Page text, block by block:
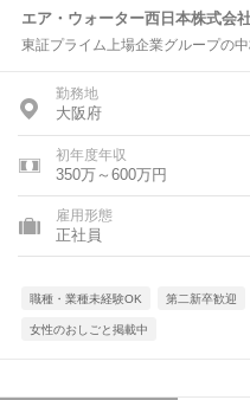
エア・ウォーター西日本株式会
東証プライム上場企業グループの
勤務地
大阪府
初年度年収
350万～600万円
雇用形態
正社員
職種・業種未経験OK 第二新卒歓迎
女性のおしごと掲載中